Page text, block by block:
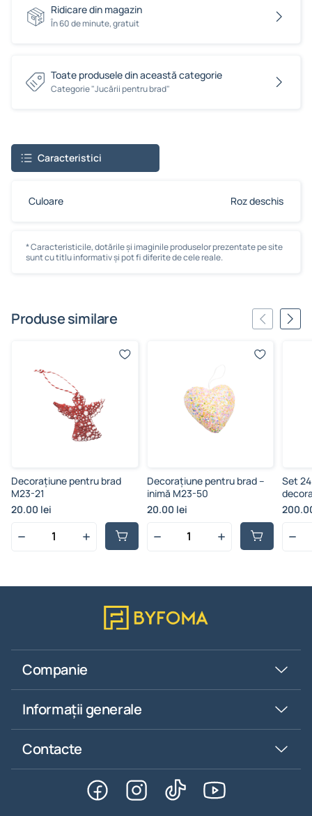
Ridicare din magazin
În 60 de minute, gratuit
Toate produsele din această categorie
Сategorie "Jucării pentru brad"
Caracteristici
Culoare Roz deschis
* Caracteristicile, dotările și imaginile produselor prezentate pe site
sunt cu titlu informativ și pot fi diferite de cele reale.
Produse similare
Decorațiune pentru brad
M23-21
20.00 lei
Decorațiune pentru brad –
inimă M23-50
20.00 lei
Set
Companie
Informații generale
Contacte